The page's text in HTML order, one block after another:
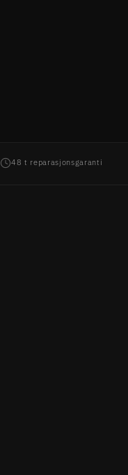
48 t reparasjonsgaranti